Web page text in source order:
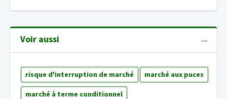
Voir aussi
risque d'interruption de marché marché aux puces
marché à terme conditionnel